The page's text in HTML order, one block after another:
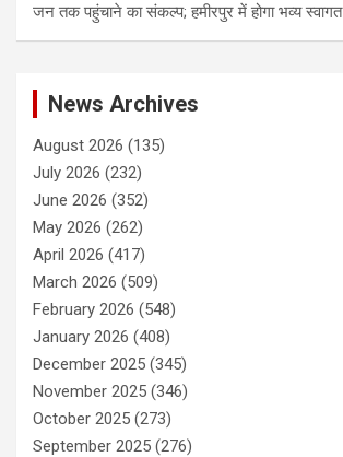
जन तक पहुंचाने का संकल्प; हमीरपुर में होगा भव्य स्वागत
News Archives
August 2026 (135)
July 2026 (232)
June 2026 (352)
May 2026 (262)
April 2026 (417)
March 2026 (509)
February 2026 (548)
January 2026 (408)
December 2025 (345)
November 2025 (346)
October 2025 (273)
September 2025 (276)